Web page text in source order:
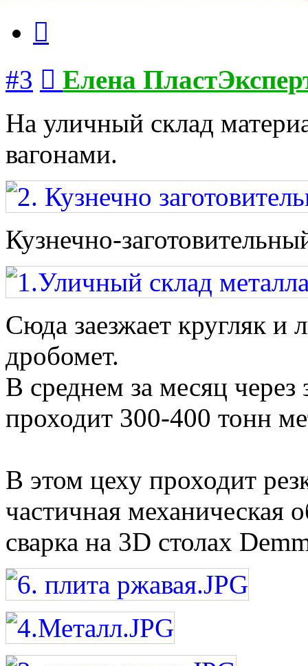
#3
Елена
На уличный склад
вагонами.
Кузнечно-
Сюда заезжает кругляк и
дробомет.
В среднем за месяц через
проходит 300-400 тонн
В этом цеху проходит
частичная механическая
сварка на 3D столах